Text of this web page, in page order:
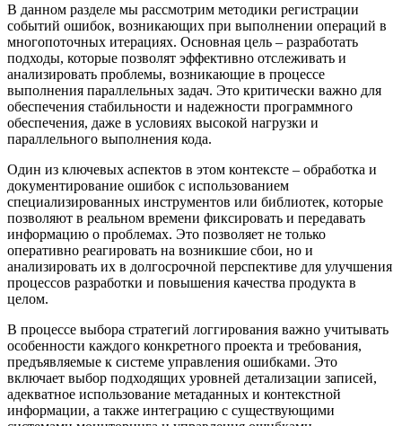
В данном разделе мы рассмотрим методики регистрации
событий ошибок, возникающих при выполнении операций в
многопоточных итерациях. Основная цель – разработать
подходы, которые позволят эффективно отслеживать и
анализировать проблемы, возникающие в процессе
выполнения параллельных задач. Это критически важно для
обеспечения стабильности и надежности программного
обеспечения, даже в условиях высокой нагрузки и
параллельного выполнения кода.
Один из ключевых аспектов в этом контексте – обработка и
документирование ошибок с использованием
специализированных инструментов или библиотек, которые
позволяют в реальном времени фиксировать и передавать
информацию о проблемах. Это позволяет не только
оперативно реагировать на возникшие сбои, но и
анализировать их в долгосрочной перспективе для улучшения
процессов разработки и повышения качества продукта в
целом.
В процессе выбора стратегий логгирования важно учитывать
особенности каждого конкретного проекта и требования,
предъявляемые к системе управления ошибками. Это
включает выбор подходящих уровней детализации записей,
адекватное использование метаданных и контекстной
информации, а также интеграцию с существующими